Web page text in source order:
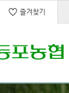
즐겨찾기